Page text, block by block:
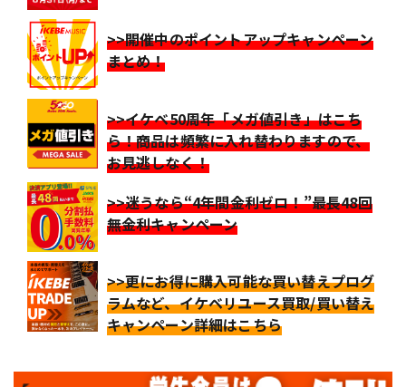
>>開催中のポイントアップキャンペーン
まとめ！
>>イケベ50周年「メガ値引き」はこち
ら！商品は頻繁に入れ替わりますので、
お見逃しなく！
>>迷うなら“4年間金利ゼロ！”最長48回
無金利キャンペーン
>>更にお得に購入可能な買い替えプログ
ラムなど、イケベリユース買取/買い替え
キャンペーン詳細はこちら